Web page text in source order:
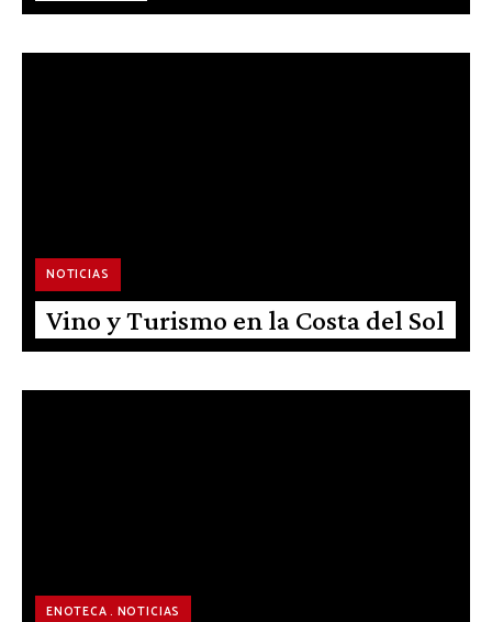
NOTICIAS
Vino y Turismo en la Costa del Sol
ENOTECA NOTICIAS